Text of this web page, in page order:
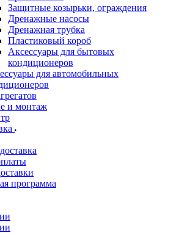
Защитные козырьки, ограждения
Дренажные насосы
Дренажная трубка
Пластиковый короб
Аксессуары для бытовых
кондиционеров
для автомобильных
и монтаж
программа